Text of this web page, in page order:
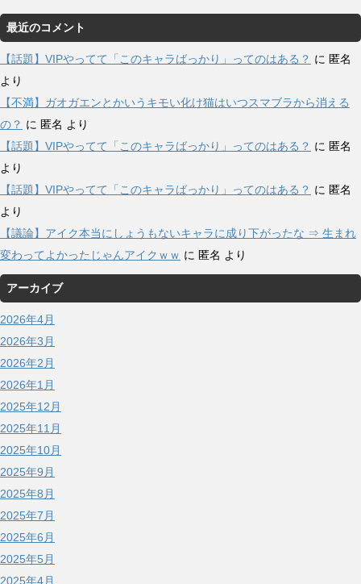
最近のコメント
【話題】VIPやってて「このキャラばっかり」ってのはある？ に 匿名
より
【不満】ガオガエンとかいうキモい化け猫はいつスマブラから消える
の？ に 匿名 より
【話題】VIPやってて「このキャラばっかり」ってのはある？ に 匿名
より
【話題】VIPやってて「このキャラばっかり」ってのはある？ に 匿名
より
【議論】アイク本当にしょうもないキャラに成り下がったな ⇒ 生まれ
変わってよかったじゃんアイクｗｗ に 匿名 より
アーカイブ
2026年4月
2026年3月
2026年2月
2026年1月
2025年12月
2025年11月
2025年10月
2025年9月
2025年8月
2025年7月
2025年6月
2025年5月
2025年4月